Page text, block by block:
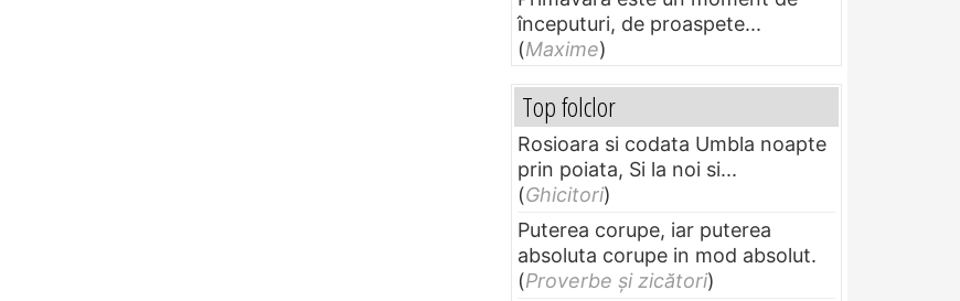
începuturi, de proaspete...
(Maxime)
Top folclor
Rosioara si codata Umbla noapte
prin poiata, Si la noi si...
(Ghicitori)
Puterea corupe, iar puterea
absoluta corupe in mod absolut.
(Proverbe și zicători)